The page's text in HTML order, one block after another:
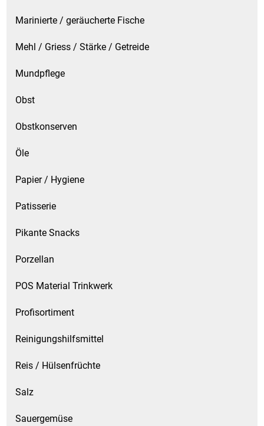
Marinierte / geräucherte Fische
Mehl / Griess / Stärke / Getreide
Mundpflege
Obst
Obstkonserven
Öle
Papier / Hygiene
Patisserie
Pikante Snacks
Porzellan
POS Material Trinkwerk
Profisortiment
Reinigungshilfsmittel
Reis / Hülsenfrüchte
Salz
Sauergemüse